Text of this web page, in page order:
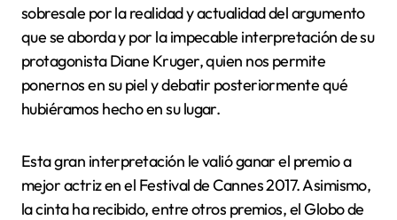
sobresale por la realidad y actualidad del argumento
que se aborda y por la impecable interpretación de su
protagonista Diane Kruger, quien nos permite
ponernos en su piel y debatir posteriormente qué
hubiéramos hecho en su lugar.
Esta gran interpretación le valió ganar el premio a
mejor actriz en el Festival de Cannes 2017. Asimismo,
la cinta ha recibido, entre otros premios, el Globo de